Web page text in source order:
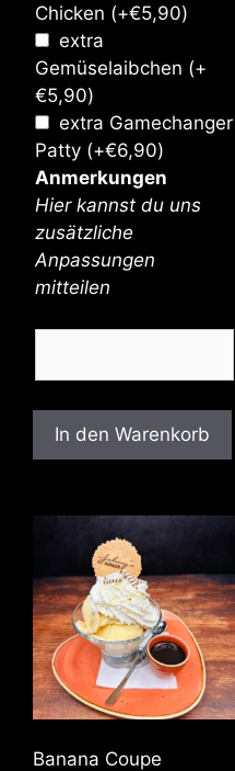
Chicken (+€5,90)
extra
Gemüselaibchen (+
€5,90)
extra Gamechanger
Patty (+€6,90)
Anmerkungen
Hier kannst du uns
zusätzliche
Anpassungen
mitteilen
In den Warenkorb
Banana Coupe